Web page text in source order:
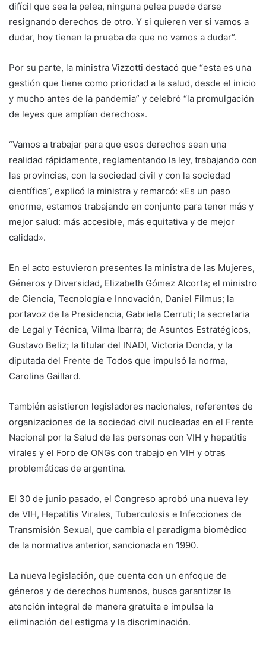
difícil que sea la pelea, ninguna pelea puede darse
resignando derechos de otro. Y si quieren ver si vamos a
dudar, hoy tienen la prueba de que no vamos a dudar”.
Por su parte, la ministra Vizzotti destacó que “esta es una
gestión que tiene como prioridad a la salud, desde el inicio
y mucho antes de la pandemia” y celebró “la promulgación
de leyes que amplían derechos».
“Vamos a trabajar para que esos derechos sean una
realidad rápidamente, reglamentando la ley, trabajando con
las provincias, con la sociedad civil y con la sociedad
científica”, explicó la ministra y remarcó: «Es un paso
enorme, estamos trabajando en conjunto para tener más y
mejor salud: más accesible, más equitativa y de mejor
calidad».
En el acto estuvieron presentes la ministra de las Mujeres,
Géneros y Diversidad, Elizabeth Gómez Alcorta; el ministro
de Ciencia, Tecnología e Innovación, Daniel Filmus; la
portavoz de la Presidencia, Gabriela Cerruti; la secretaria
de Legal y Técnica, Vilma Ibarra; de Asuntos Estratégicos,
Gustavo Beliz; la titular del INADI, Victoria Donda, y la
diputada del Frente de Todos que impulsó la norma,
Carolina Gaillard.
También asistieron legisladores nacionales, referentes de
organizaciones de la sociedad civil nucleadas en el Frente
Nacional por la Salud de las personas con VIH y hepatitis
virales y el Foro de ONGs con trabajo en VIH y otras
problemáticas de argentina.
El 30 de junio pasado, el Congreso aprobó una nueva ley
de VIH, Hepatitis Virales, Tuberculosis e Infecciones de
Transmisión Sexual, que cambia el paradigma biomédico
de la normativa anterior, sancionada en 1990.
La nueva legislación, que cuenta con un enfoque de
géneros y de derechos humanos, busca garantizar la
atención integral de manera gratuita e impulsa la
eliminación del estigma y la discriminación.